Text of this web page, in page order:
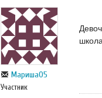
Мариша05
Участник